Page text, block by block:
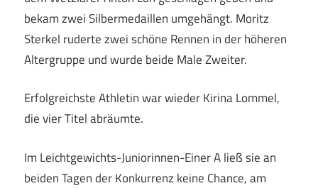
bekam zwei Silbermedaillen umgehängt. Moritz
Sterkel ruderte zwei schöne Rennen in der höheren
Altergruppe und wurde beide Male Zweiter.
Erfolgreichste Athletin war wieder Kirina Lommel,
die vier Titel abräumte.
Im Leichtgewichts-Juniorinnen-Einer A ließ sie an
beiden Tagen der Konkurrenz keine Chance, am